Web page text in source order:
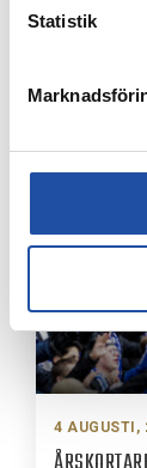
Statistik
4 AUGUSTI,
NÄTADE MOT
4 AUGUSTI,